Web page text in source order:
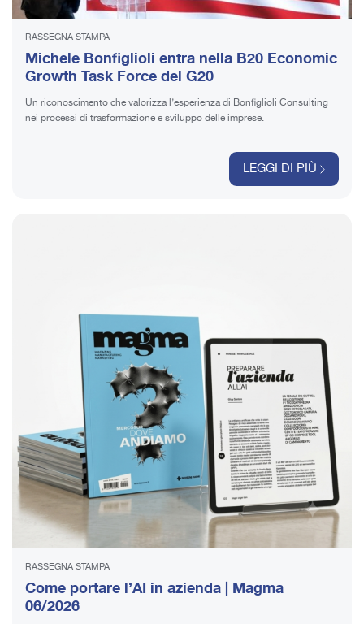
RASSEGNA STAMPA
Michele Bonfiglioli entra nella B20 Economic
Growth Task Force del G20
Un riconoscimento che valorizza l’esperienza di Bonfiglioli Consulting
nei processi di trasformazione e sviluppo delle imprese.
LEGGI DI PIÙ
RASSEGNA STAMPA
Come portare l’AI in azienda | Magma
06/2026